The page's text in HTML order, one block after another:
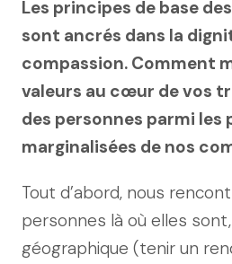
Les principes de base
sont ancrés dans la
compassion. Comment
valeurs au cœur de vos
des personnes parmi les
marginalisées de nos
Tout d’abord, nous
personnes là où elles
géographique (tenir un